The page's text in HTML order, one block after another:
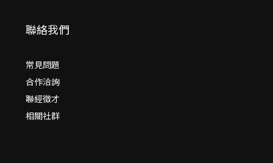
聯絡我們
常見問題
合作洽詢
聯經徵才
相關社群